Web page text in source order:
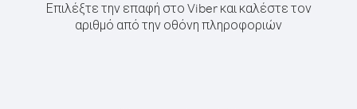
Επιλέξτε την επαφή στο Viber και καλέστε τον
αριθμό από την οθόνη πληροφοριών